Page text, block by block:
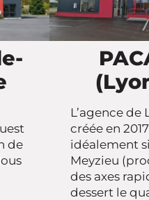
de
L’agence de
créée en
idéalement
Meyzieu
des axes
dessert le